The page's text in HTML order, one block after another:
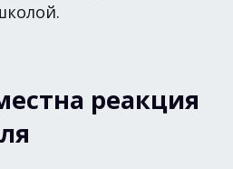
реакция